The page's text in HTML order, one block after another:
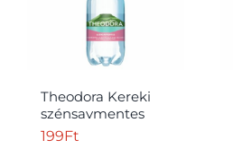
Theodora Kereki
szénsavmentes
természetes
199Ft